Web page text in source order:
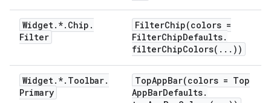
Widget. *. Chip .
Filter
FilterChip(colors =
FilterChipDefaults.
filterChipColors( . . . ))
Widget. *. Toolbar.
Primary
TopAppBar(colors = Top
AppBarDefaults.